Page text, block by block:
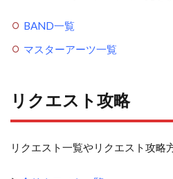
BAND一覧
マスターアーツ一覧
リクエスト攻略
リクエスト一覧やリクエスト攻略